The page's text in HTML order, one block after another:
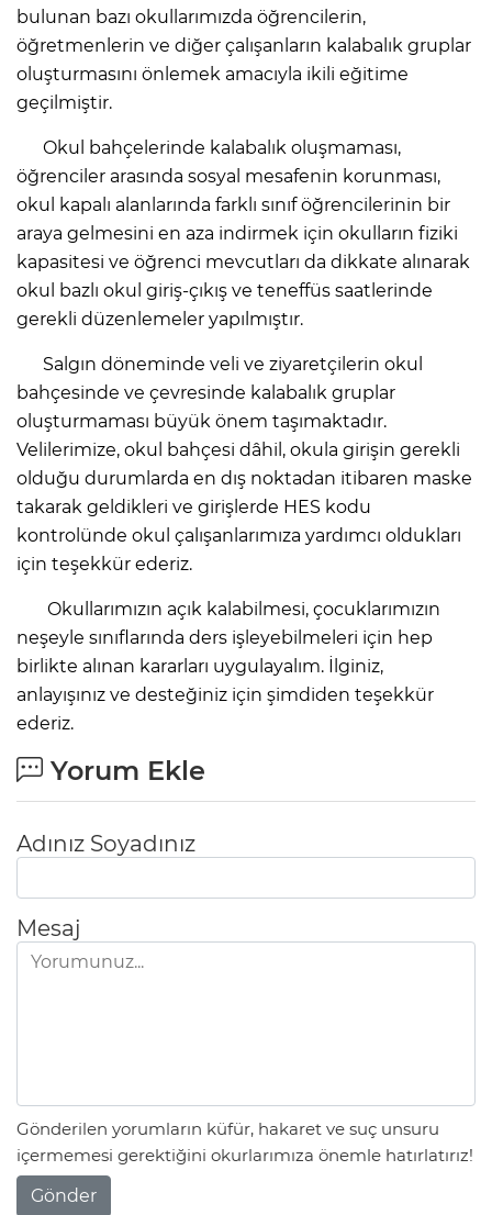
bulunan bazı okullarımızda öğrencilerin,
öğretmenlerin ve diğer çalışanların kalabalık gruplar
oluşturmasını önlemek amacıyla ikili eğitime
geçilmiştir.
Okul bahçelerinde kalabalık oluşmaması,
öğrenciler arasında sosyal mesafenin korunması,
okul kapalı alanlarında farklı sınıf öğrencilerinin bir
araya gelmesini en aza indirmek için okulların fiziki
kapasitesi ve öğrenci mevcutları da dikkate alınarak
okul bazlı okul giriş-çıkış ve teneffüs saatlerinde
gerekli düzenlemeler yapılmıştır.
Salgın döneminde veli ve ziyaretçilerin okul
bahçesinde ve çevresinde kalabalık gruplar
oluşturmaması büyük önem taşımaktadır.
Velilerimize, okul bahçesi dâhil, okula girişin gerekli
olduğu durumlarda en dış noktadan itibaren maske
takarak geldikleri ve girişlerde HES kodu
kontrolünde okul çalışanlarımıza yardımcı oldukları
için teşekkür ederiz.
Okullarımızın açık kalabilmesi, çocuklarımızın
neşeyle sınıflarında ders işleyebilmeleri için hep
birlikte alınan kararları uygulayalım. İlginiz,
anlayışınız ve desteğiniz için şimdiden teşekkür
ederiz.
Yorum Ekle
Adınız Soyadınız
Mesaj
Gönderilen yorumların küfür, hakaret ve suç unsuru
içermemesi gerektiğini okurlarımıza önemle hatırlatırız!
Gönder